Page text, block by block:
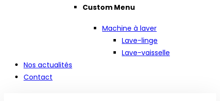
Custom Menu
Machine à laver
Lave-linge
Lave-vaisselle
Nos actualités
Contact